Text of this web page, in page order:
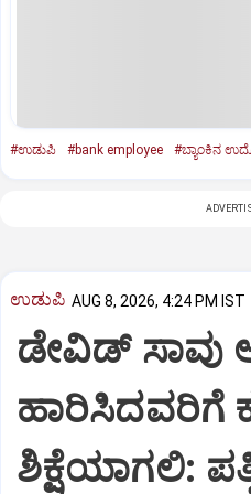
#ಉಡುಪಿ #bank employee #ಬ್ಯಾಂಕಿನ
ಉಡುಪಿ AUG 8, 2026, 4:24 PM IST
ಡೇವಿಡ್ ಸಾವು
ಹಾರಿಸಿದವರಿಗೆ
ಶಿಕ್ಷೆಯಾಗಲಿ: